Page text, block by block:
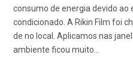
consumo de energia devido ao
condicionado. A Rikin Film foi
de no local. Aplicamos nas
ambiente ficou muito…